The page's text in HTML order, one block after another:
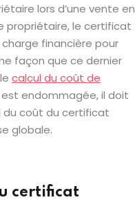
lors d’une vente en
propriétaire, le certificat
financière pour
façon que ce dernier
calcul du coût de
endommagée, il doit
du coût du certificat
globale.
certificat